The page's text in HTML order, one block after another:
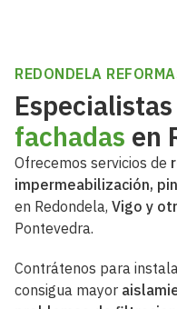
REDONDELA
fachadas en
Ofrecemos servicios de
impermeabilización,
en Redondela, Vigo y
Pontevedra.
Contrátenos para
consigua mayor